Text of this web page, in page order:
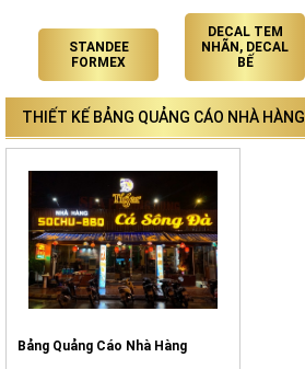
STANDEE
FORMEX
DECAL TEM
NHÃN, DECAL
BẾ
THIẾT KẾ BẢNG QUẢNG CÁO NHÀ HÀNG
Bảng Quảng Cáo Nhà Hàng